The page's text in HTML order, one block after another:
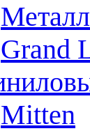
Grand
Mitten